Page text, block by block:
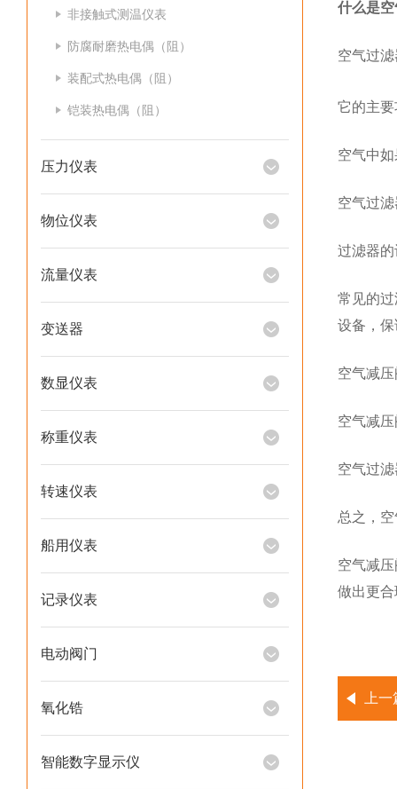
非接触式测温仪表
防腐耐磨热电偶（阻）
装配式热电偶（阻）
铠装热电偶（阻）
压力仪表
物位仪表
流量仪表
变送器
数显仪表
称重仪表
转速仪表
船用仪表
记录仪表
电动阀门
氧化锆
智能数字显示仪
什么是
空气过
它的主
空气中
空气过
过滤器
常见的
设备，
空气减
空气减
空气过
总之，
空气减
做出更
上